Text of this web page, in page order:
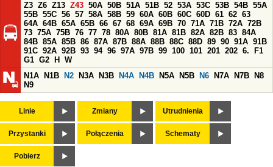
Z3 Z6 Z13 Z43 50A 50B 51A 51B 52 53A 53C 53B 54B 55A
55B 55C 56 57 58A 58B 59 60A 60B 60C 60D 61 62 63
64A 64B 65A 65B 66 67 68 69A 69B 70 71A 71B 72A 72B
73 75A 75B 76 77 78 80A 80B 81A 81B 82A 82B 83 84A
84B 85A 85B 86 87A 87B 88A 88B 88C 88D 89 90 91A 91B
91C 92A 92B 93 94 96 97A 97B 99 100 101 201 202 6.
F1
G1 G2 H
W
N1A
N1B N2 N3A N3B N4A N4B N5A N5B N6 N7A N7B
N8
N9
Linie Zmiany Utrudnienia
Przystanki Połączenia Schematy
Pobierz